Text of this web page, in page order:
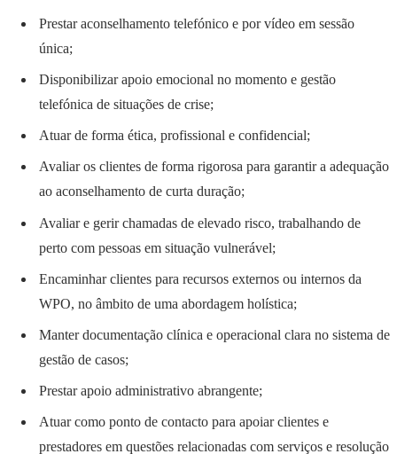
Prestar aconselhamento telefónico e por vídeo em sessão
única;
Disponibilizar apoio emocional no momento e gestão
telefónica de situações de crise;
Atuar de forma ética, profissional e confidencial;
Avaliar os clientes de forma rigorosa para garantir a adequação
ao aconselhamento de curta duração;
Avaliar e gerir chamadas de elevado risco, trabalhando de
perto com pessoas em situação vulnerável;
Encaminhar clientes para recursos externos ou internos da
WPO, no âmbito de uma abordagem holística;
Manter documentação clínica e operacional clara no sistema de
gestão de casos;
Prestar apoio administrativo abrangente;
Atuar como ponto de contacto para apoiar clientes e
prestadores em questões relacionadas com serviços e resolução